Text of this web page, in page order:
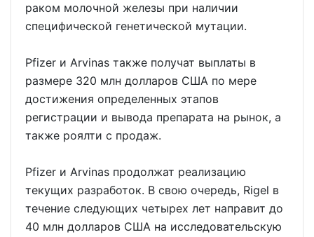
раком молочной железы при наличии
специфической генетической мутации.
Pfizer и Arvinas также получат выплаты в
размере 320 млн долларов США по мере
достижения определенных этапов
регистрации и вывода препарата на рынок, а
также роялти с продаж.
Pfizer и Arvinas продолжат реализацию
текущих разработок. В свою очередь, Rigel в
течение следующих четырех лет направит до
40 млн долларов США на исследовательскую